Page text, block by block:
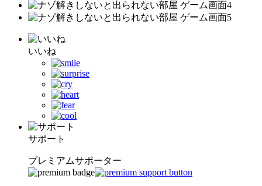
いいね
サポート
プレミアムサポーター